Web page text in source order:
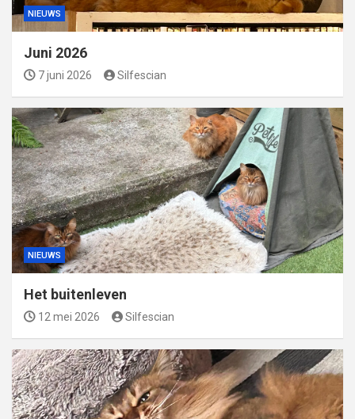
NIEUWS
Juni 2026
7 juni 2026 Silfescian
NIEUWS
Het buitenleven
12 mei 2026 Silfescian